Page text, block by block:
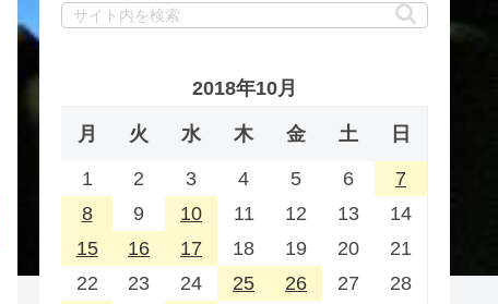
2018年10月
月 火 水 木 金 土 日
1 2 3 4 5 6
7
8
9 10 11 12 13
14
15
16 17 18 19 20
21
22
23 24 25 26 27
28